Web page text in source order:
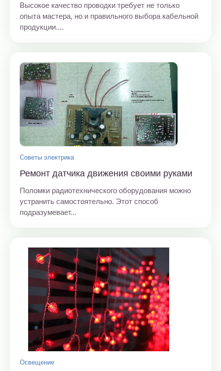
Высокое качество проводки требует не только
опыта мастера, но и правильного выбора кабельной
продукции....
Советы электрика
Ремонт датчика движения своими руками
Поломки радиотехнического оборудования можно
устранить самостоятельно. Этот способ
подразумевает...
Освещение